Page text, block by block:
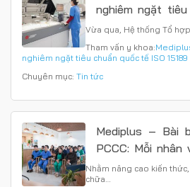
nghiêm ngặt
15189
Vừa qua, Hệ thống Tổ
Tham vấn y khoa:
nghiêm ngặt tiêu chuẩn quốc tế ISO 15189
Chuyên mục: Tin tức
Mediplus – Bài
PCCC: Mỗi
sẵn sàng “diệt
Nhằm nâng cao kiến
chữa…